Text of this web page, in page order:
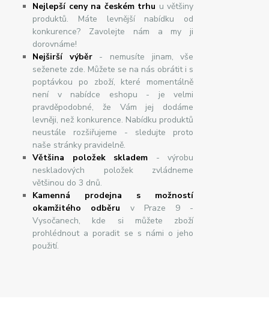
Nejlepší ceny na českém trhu u většiny
produktů. Máte levnější nabídku od
konkurence? Zavolejte nám a my ji
dorovnáme!
Nejširšívýběr- nemusíte jinam, vše
seženete zde. Můžete se na nás obrátit i s
poptávkou po zboží, které momentálně
není v nabídce eshopu - je velmi
pravděpodobné, že Vám jej dodáme
levněji, než konkurence. Nabídku produktů
neustále rozšiřujeme - sledujte proto
naše stránky pravidelně.
Většina položek skladem - výrobu
neskladových položek zvládneme
většinou do 3 dnů.
Kamenná prodejna s možností
okamžitého odběru v Praze 9 -
Vysočanech, kde si můžete zboží
prohlédnout a poradit se s námi o jeho
použití.